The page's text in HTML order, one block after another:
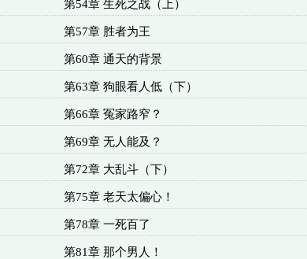
第54章 生死之战（上）
第57章 胜者为王
第60章 通天的背景
第63章 狗眼看人低（下）
第66章 冤家路窄？
第69章 无人能及？
第72章 大乱斗（下）
第75章 老天太偏心！
第78章 一死百了
第81章 那个男人！